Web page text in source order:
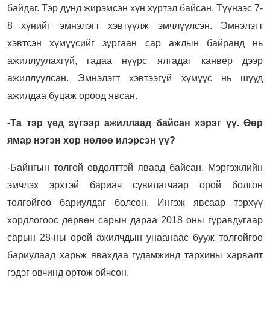
байдаг. Тэр дунд жирэмсэн хүн хүртэл байсан. Түүнээс 7-
8 хүнийг эмнэлэгт хэвтүүлж эмчлүүлсэн. Эмнэлэгт
хэвтсэн хүмүүсийг зургаан сар ажлын байранд нь
ажиллуулахгүй, гадаа нүүрс ялгадаг канвер дээр
ажиллуулсан. Эмнэлэгт хэвтээгүй хүмүүс нь шууд
ажилдаа буцаж ороод явсан.
-Та тэр үед зүгээр ажиллаад байсан хэрэг үү. Өөр
ямар нэгэн хор нөлөө илэрсэн үү?
-Байнгын толгой өвдөлттэй яваад байсан. Мэргэжлийн
эмчлэх эрхтэй бариач сувилагчаар орой болгон
толгойгоо бариулдаг болсон. Ингэж явсаар тэрхүү
хордлогоос дөрвөн сарын дараа 2018 оны гуравдугаар
сарын 28-ны орой ажилчдын унаанаас бууж толгойгоо
бариулаад харьж явахдаа гудамжинд тархины харвалт
гэдэг өвчинд өртөж ойчсон.